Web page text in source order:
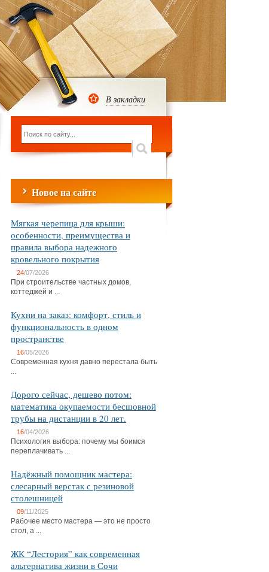
В закладки
Новое на сайте
Мягкая черепица для крыши:
особенности, преимущества и
правила выбора надежного
кровельного покрытия
24/07/2026
При строительстве частных домов,
коттеджей и ...
Кухни на заказ: комфорт, стиль и
функциональность в одном
пространстве
16/05/2026
Современная кухня давно перестала быть
...
Дорого сейчас, дешево потом:
математика окупаемости бесшовной
трубы на дистанции в 20 лет.
16/04/2026
Психология выбора: почему мы боимся
переплачивать ...
Надёжный помощник мастера:
слесарный верстак с резиновой
столешницей
09/11/2025
Рабочее место мастера — это не просто
стол, а ...
ЖК “Лестория” как современная
альтернатива жизни в Сочи